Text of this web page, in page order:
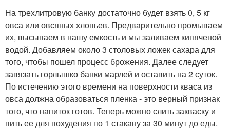
На трехлитровую банку достаточно будет взять 0, 5 кг
овса или овсяных хлопьев. Предварительно промываем
их, высыпаем в нашу емкость и мы заливаем кипяченой
водой. Добавляем около 3 столовых ложек сахара для
того, чтобы пошел процесс брожения. Далее следует
завязать горлышко банки марлей и оставить на 2 суток.
По истечению этого времени на поверхности кваса из
овса должна образоваться пленка - это верный признак
того, что напиток готов. Теперь можно слить закваску и
пить ее для похудения по 1 стакану за 30 минут до еды.